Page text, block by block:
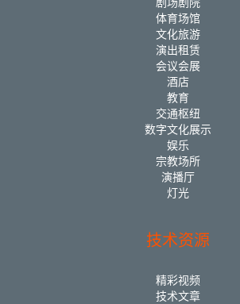
剧场剧院
体育场馆
文化旅游
演出租赁
会议会展
酒店
教育
交通枢纽
数字文化展示
娱乐
宗教场所
演播厅
灯光
技术资源
精彩视频
技术文章